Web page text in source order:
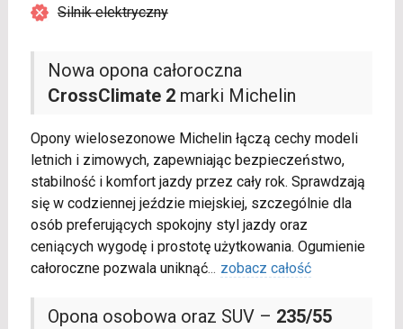
Nowa opona całoroczna
CrossClimate 2marki Michelin
Opony wielosezonowe Michelin łączą cechy modeli
letnich i zimowych, zapewniając bezpieczeństwo,
stabilność i komfort jazdy przez cały rok. Sprawdzają
się w codziennej jeździe miejskiej, szczególnie dla
osób preferujących spokojny styl jazdy oraz
ceniących wygodę i prostotę użytkowania. Ogumienie
całoroczne pozwala uniknąć... zobacz całość
Opona osobowa oraz SUV – 235/55
Silnik elektryczny